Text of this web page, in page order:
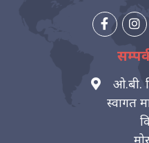
ओ.बी.
स्वागत